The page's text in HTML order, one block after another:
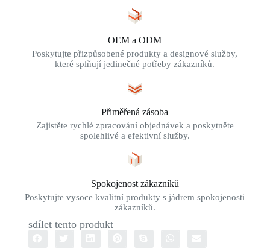
OEM a ODM
Poskytujte přizpůsobené produkty a designové služby,
které splňují jedinečné potřeby zákazníků.
Přiměřená zásoba
Zajistěte rychlé zpracování objednávek a poskytněte
spolehlivé a efektivní služby.
Spokojenost zákazníků
Poskytujte vysoce kvalitní produkty s jádrem spokojenosti
zákazníků.
sdílet tento produkt